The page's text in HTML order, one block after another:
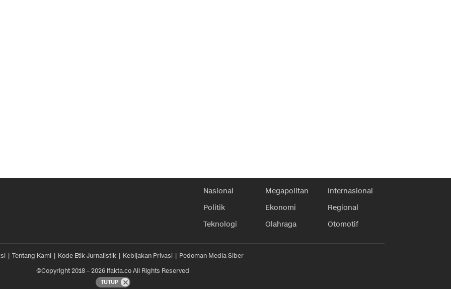
Nasional Megapolitan
Internasional
Politik
Ekonomi
Regional
Teknologi
Olahraga Otomotif
Tentang Kami Kode Etik Jurnalistik Kebijakan Privasi
Pedoman Media Siber
©Copyright 2018 – 2026 ifakta.co All Rights Reserved
TUTUP